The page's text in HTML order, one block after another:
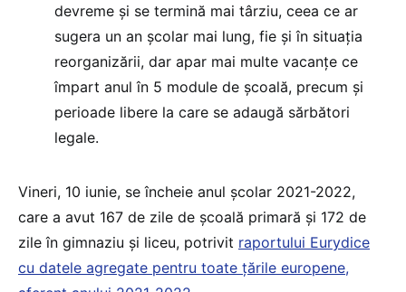
devreme și se termină mai târziu, ceea ce ar
sugera un an școlar mai lung, fie și în situația
reorganizării, dar apar mai multe vacanțe ce
împart anul în 5 module de școală, precum și
perioade libere la care se adaugă sărbători
legale.
Vineri, 10 iunie, se încheie anul școlar 2021-2022,
care a avut 167 de zile de școală primară și 172 de
zile în gimnaziu și liceu, potrivit raportului Eurydice
cu datele agregate pentru toate țările europene,